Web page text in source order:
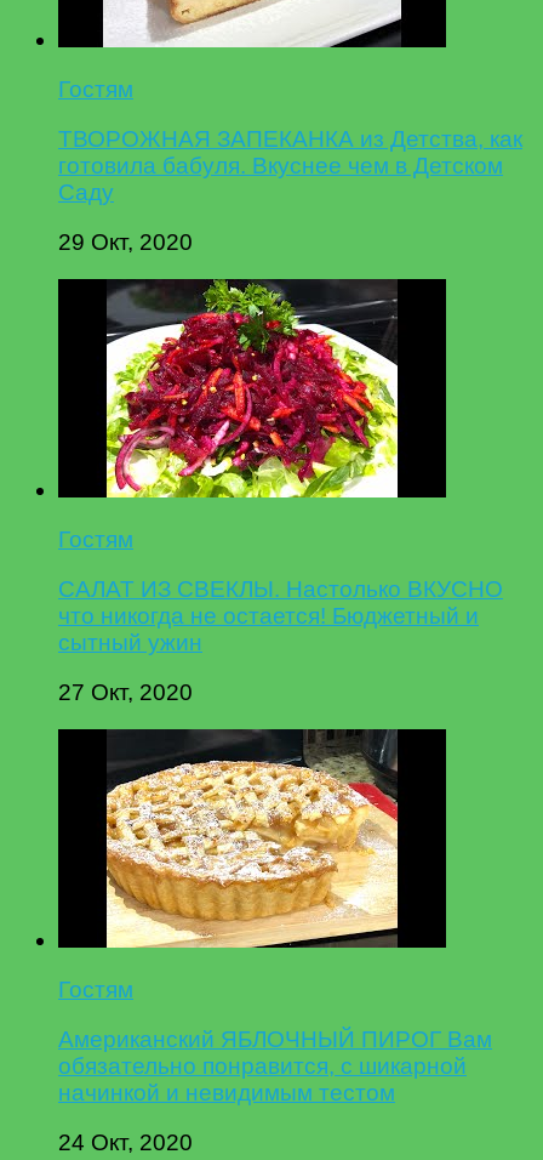
Гостям
ТВОРОЖНАЯ ЗАПЕКАНКА из Детства, как
готовила бабуля. Вкуснее чем в Детском
Саду
29 Окт, 2020
Гостям
САЛАТ ИЗ СВЕКЛЫ. Настолько ВКУСНО
что никогда не остается! Бюджетный и
сытный ужин
27 Окт, 2020
Гостям
Американский ЯБЛОЧНЫЙ ПИРОГ Вам
обязательно понравится, с шикарной
начинкой и невидимым тестом
24 Окт, 2020